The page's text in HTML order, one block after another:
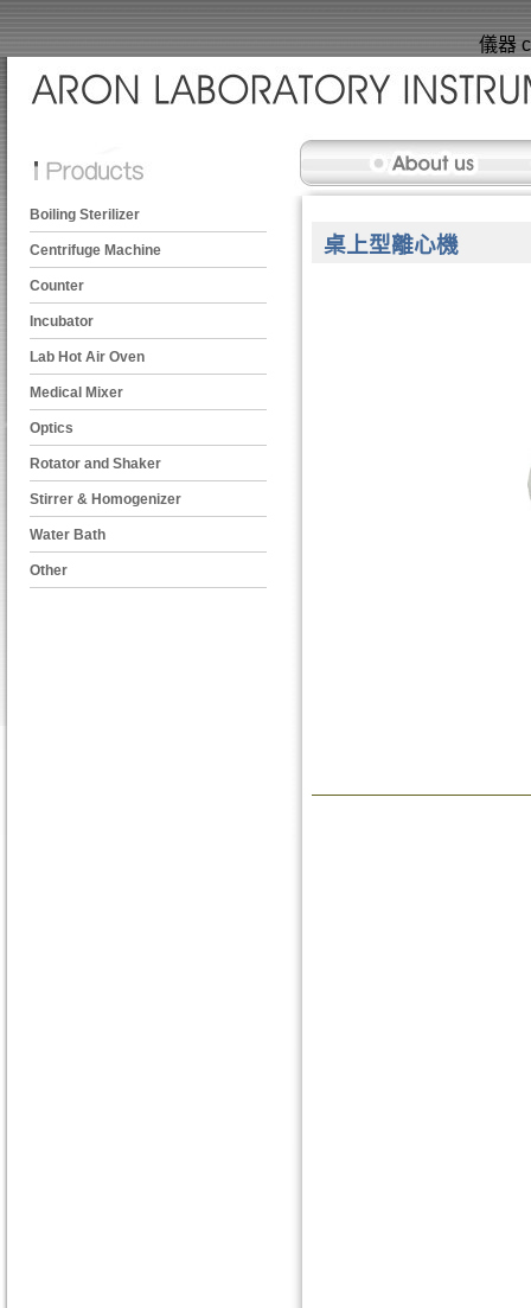
儀器
Boiling Sterilizer
Centrifuge Machine
Counter
Incubator
Lab Hot Air Oven
Medical Mixer
Optics
Rotator and Shaker
Stirrer & Homogenizer
Water Bath
Other
桌上型離心機